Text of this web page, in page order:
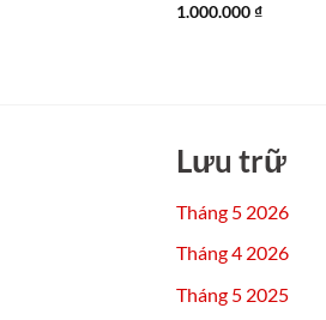
1.000.000₫
Lưu trữ
Tháng 5 2026
Tháng 4 2026
Tháng 5 2025